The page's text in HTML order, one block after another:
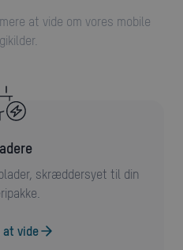
at vide om vores mobile
at vide